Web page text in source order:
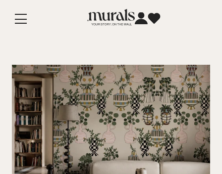
direttamente
ai contenuti